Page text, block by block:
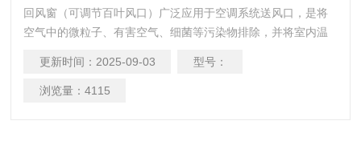
回风窗（可调节百叶风口）广泛应用于空调系统送风口，是将
空气中的微粒子、有害空气、细菌等污染物排除，并将室内温
静电控制在某一需求范围内。
更新时间： 2025-09-03 型号：
浏览量： 4115